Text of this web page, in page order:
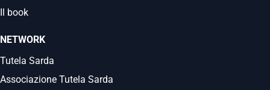
Il book
NETWORK
Tutela Sarda
Associazione Tutela Sarda